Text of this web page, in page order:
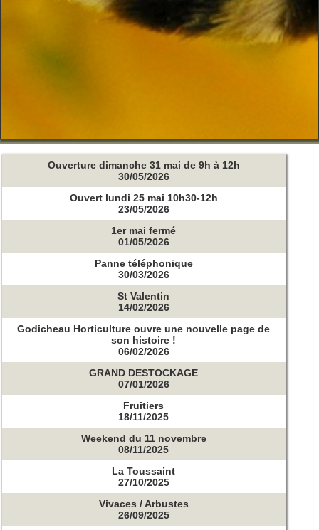
Ouverture dimanche 31 mai de 9h à 12h
30/05/2026
Ouvert lundi 25 mai 10h30-12h
23/05/2026
1er mai fermé
01/05/2026
Panne téléphonique
30/03/2026
St Valentin
14/02/2026
Godicheau Horticulture ouvre une nouvelle page de
son histoire !
06/02/2026
GRAND DESTOCKAGE
07/01/2026
Fruitiers
18/11/2025
Weekend du 11 novembre
08/11/2025
La Toussaint
27/10/2025
Vivaces / Arbustes
26/09/2025